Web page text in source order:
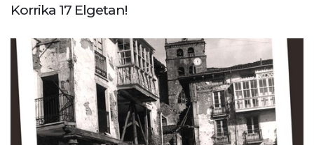
Korrika 17 Elgetan!